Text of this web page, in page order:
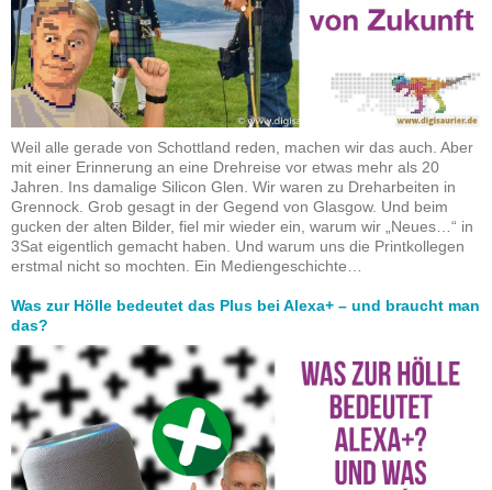
Weil alle gerade von Schottland reden, machen wir das auch. Aber
mit einer Erinnerung an eine Drehreise vor etwas mehr als 20
Jahren. Ins damalige Silicon Glen. Wir waren zu Dreharbeiten in
Grennock. Grob gesagt in der Gegend von Glasgow. Und beim
gucken der alten Bilder, fiel mir wieder ein, warum wir „Neues…“ in
3Sat eigentlich gemacht haben. Und warum uns die Printkollegen
erstmal nicht so mochten. Ein Mediengeschichte…
Was zur Hölle bedeutet das Plus bei Alexa+ – und braucht man
das?